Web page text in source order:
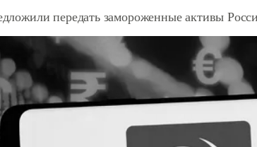
передать замороженные активы